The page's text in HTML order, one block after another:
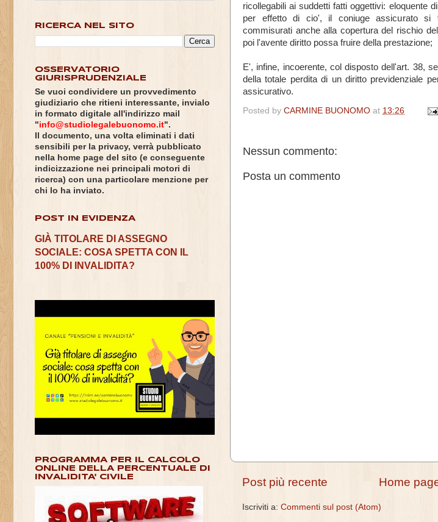
ricollegabili ai suddetti fatti oggettivi: eloquente
per effetto di cio', il coniuge assicurato si
commisurati anche alla copertura del rischio
poi l'avente diritto possa fruire della prestazione;
E', infine, incoerente, col disposto dell'art. 38,
della totale perdita di un diritto previdenziale
assicurativo.
Posted by CARMINE BUONOMO at 13:26
Nessun commento:
Posta un commento
Post più recente Home
Iscriviti a: Commenti sul post (Atom)
RICERCA NEL SITO
OSSERVATORIO
GIURISPRUDENZIALE
Se vuoi condividere un provvedimento
giudiziario che ritieni interessante, invialo
in formato digitale all'indirizzo mail
"info@studiolegalebuonomo.it".
Il documento, una volta eliminati i dati
sensibili per la privacy, verrà pubblicato
nella home page del sito (e conseguente
indicizzazione nei principali motori di
ricerca) con una particolare menzione per
chi lo ha inviato.
POST IN EVIDENZA
GIÀ TITOLARE DI ASSEGNO
SOCIALE: COSA SPETTA CON IL
100% DI INVALIDITA?
PROGRAMMA PER IL CALCOLO
ONLINE DELLA PERCENTUALE DI
INVALIDITA' CIVILE